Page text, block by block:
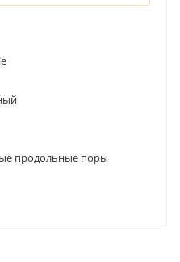
продольные поры